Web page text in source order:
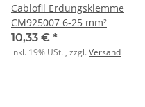
Cablofil Erdungsklemme
CM925007 6-25 mm²
10,33 € *
inkl. 19% USt. , zzgl.Versand